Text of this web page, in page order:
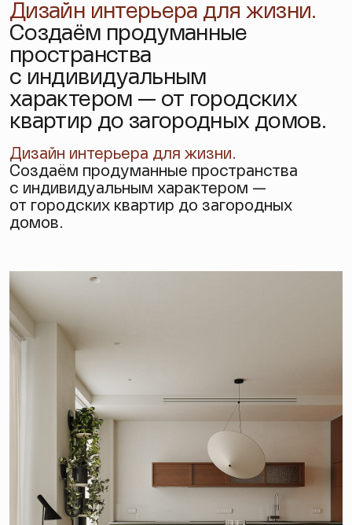
Дизайн интерьера для жизни.
Создаём продуманные
пространства
с индивидуальным
характером — от городских
квартир до загородных домов.
Дизайн интерьера для жизни.
Создаём продуманные пространства
с индивидуальным характером —
от городских квартир до загородных
домов.